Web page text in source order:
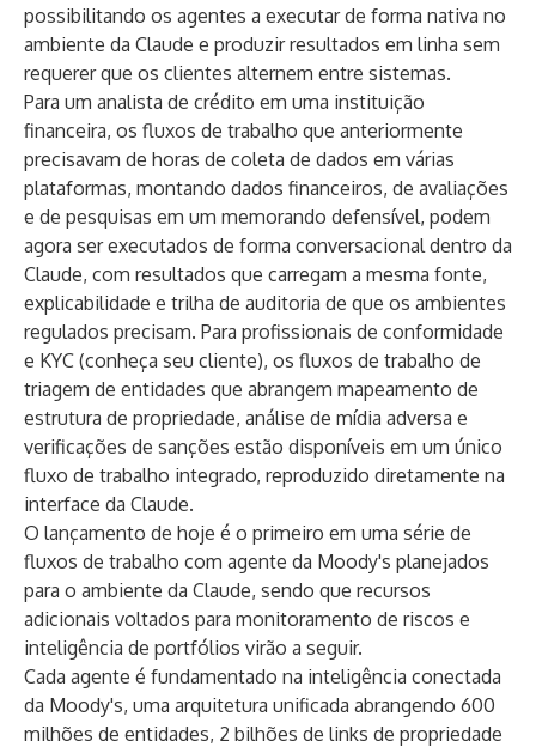
possibilitando os agentes a executar de forma nativa no
ambiente da Claude e produzir resultados em linha sem
requerer que os clientes alternem entre sistemas.
Para um analista de crédito em uma instituição
financeira, os fluxos de trabalho que anteriormente
precisavam de horas de coleta de dados em várias
plataformas, montando dados financeiros, de avaliações
e de pesquisas em um memorando defensível, podem
agora ser executados de forma conversacional dentro da
Claude, com resultados que carregam a mesma fonte,
explicabilidade e trilha de auditoria de que os ambientes
regulados precisam. Para profissionais de conformidade
e KYC (conheça seu cliente), os fluxos de trabalho de
triagem de entidades que abrangem mapeamento de
estrutura de propriedade, análise de mídia adversa e
verificações de sanções estão disponíveis em um único
fluxo de trabalho integrado, reproduzido diretamente na
interface da Claude.
O lançamento de hoje é o primeiro em uma série de
fluxos de trabalho com agente da Moody's planejados
para o ambiente da Claude, sendo que recursos
adicionais voltados para monitoramento de riscos e
inteligência de portfólios virão a seguir.
Cada agente é fundamentado na inteligência conectada
da Moody's, uma arquitetura unificada abrangendo 600
milhões de entidades, 2 bilhões de links de propriedade